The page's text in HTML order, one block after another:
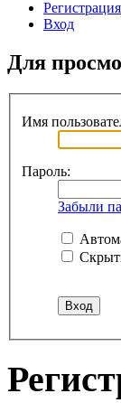
Регистрация
Вход
Для
Имя
Пароль:
Забыли